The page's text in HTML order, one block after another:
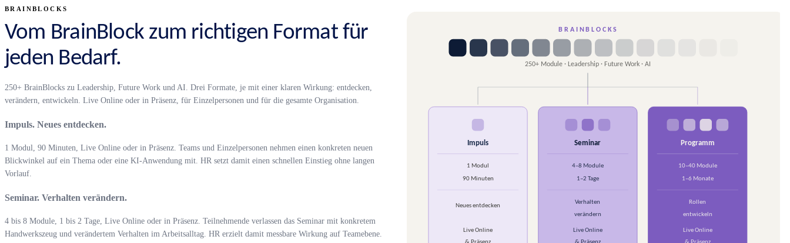
BRAINBLOCKS
Vom BrainBlock zum richtigen Format für
jeden Bedarf.
250+ BrainBlocks zu Leadership, Future Work und AI. Drei Formate, je mit einer klaren Wirkung: entdecken,
verändern, entwickeln. Live Online oder in Präsenz, für Einzelpersonen und für die gesamte Organisation.
Impuls. Neues entdecken.
1 Modul, 90 Minuten, Live Online oder in Präsenz. Teams und Einzelpersonen nehmen einen konkreten neuen
Blickwinkel auf ein Thema oder eine KI-Anwendung mit. HR setzt damit einen schnellen Einstieg ohne langen
Vorlauf.
Seminar. Verhalten verändern.
4 bis 8 Module, 1 bis 2 Tage, Live Online oder in Präsenz. Teilnehmende verlassen das Seminar mit konkretem
Handwerkszeug und verändertem Verhalten im Arbeitsalltag. HR erzielt damit messbare Wirkung auf Teamebene.